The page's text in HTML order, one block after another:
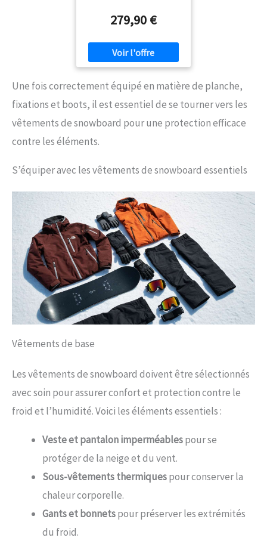
279,90 €
Une fois correctement équipé en matière de planche,
fixations et boots, il est essentiel de se tourner vers les
vêtements de snowboard pour une protection efficace
contre les éléments.
S’équiper avec les vêtements de snowboard essentiels
Vêtements de base
Les vêtements de snowboard doivent être sélectionnés
avec soin pour assurer confort et protection contre le
froid et l’humidité. Voici les éléments essentiels :
Veste et pantalon imperméablespour se
protéger de la neige et du vent.
Sous-vêtements thermiquespour conserver la
chaleur corporelle.
Gants et bonnetspour préserver les extrémités
du froid.